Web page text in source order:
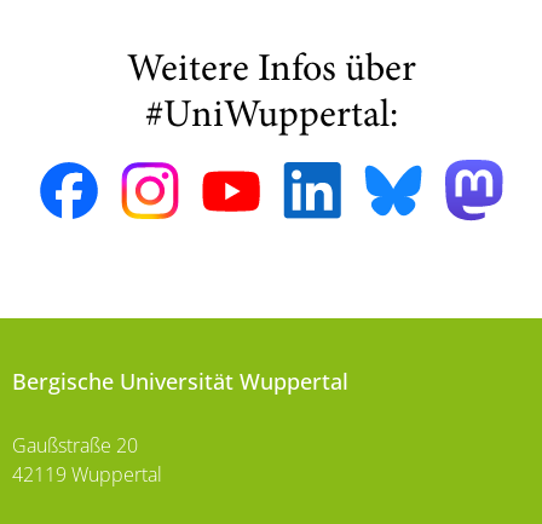
Weitere Infos über
#UniWuppertal:
Bergische Universität Wuppertal
Gaußstraße 20
42119 Wuppertal